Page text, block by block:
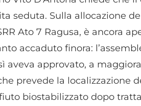
seduta. Sulla allocazione
Ato 7 Ragusa, è ancora
accaduto finora:
aveva approvato, a
prevede la localizzazione
biostabilizzato dopo